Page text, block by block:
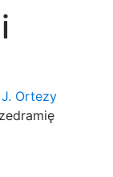
Ortezy